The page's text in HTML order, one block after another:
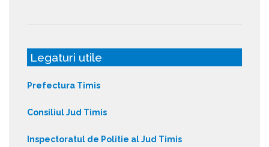
Legaturi utile
Prefectura Timis
Consiliul Jud Timis
Inspectoratul de Politie al Jud Timis